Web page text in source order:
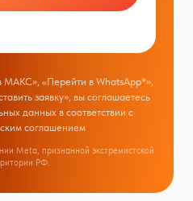
МАКС», «Перейти в WhatsApp*»,
заявку», вы соглашаетесь
данных в соответствии с
соглашением
Meta, признанной экстремистской
РФ.